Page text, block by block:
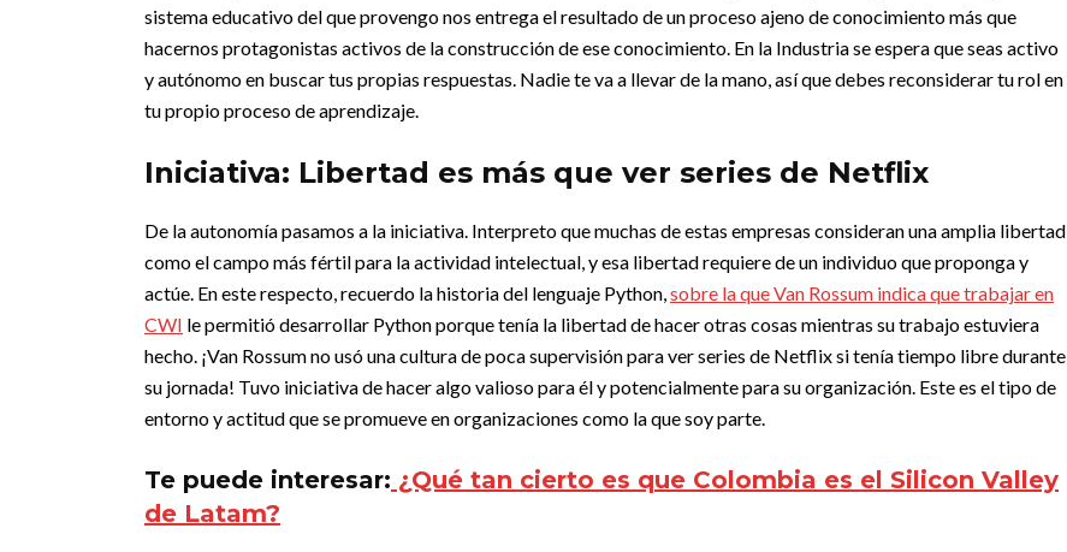
sistema educativo del que provengo nos entrega el resultado de un proceso ajeno de conocimiento más que
hacernos protagonistas activos de la construcción de ese conocimiento. En la Industria se espera que seas activo
y autónomo en buscar tus propias respuestas. Nadie te va a llevar de la mano, así que debes reconsiderar tu rol en
tu propio proceso de aprendizaje.
Iniciativa: Libertad es más que ver series de Netflix
De la autonomía pasamos a la iniciativa. Interpreto que muchas de estas empresas consideran una amplia libertad
como el campo más fértil para la actividad intelectual, y esa libertad requiere de un individuo que proponga y
actúe. En este respecto, recuerdo la historia del lenguaje Python,sobre la que Van Rossum indica que trabajar en
CWI le permitió desarrollar Python porque tenía la libertad de hacer otras cosas mientras su trabajo estuviera
hecho. ¡Van Rossum no usó una cultura de poca supervisión para ver series de Netflix si tenía tiempo libre durante
su jornada! Tuvo iniciativa de hacer algo valioso para él y potencialmente para su organización. Este es el tipo de
entorno y actitud que se promueve en organizaciones como la que soy parte.
Te puede interesar: ¿Qué tan cierto es que Colombia es el Silicon Valley
de Latam?